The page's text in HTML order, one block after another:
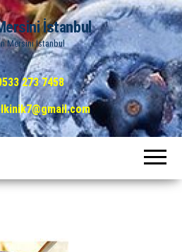
İstanbul
Mersini İstanbul
273 7458